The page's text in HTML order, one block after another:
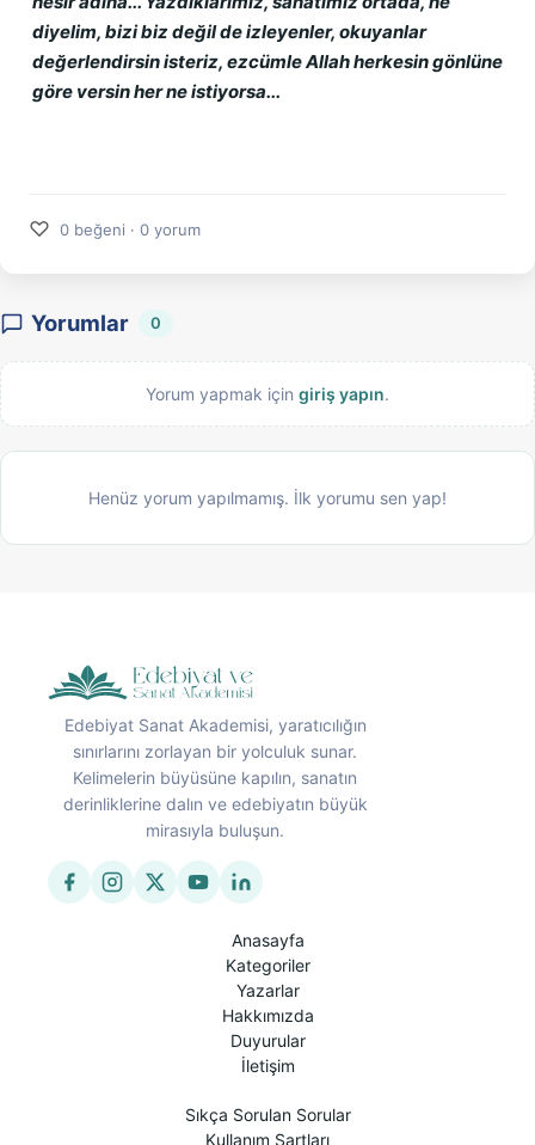
diyelim, bizi biz değil de izleyenler, okuyanlar
değerlendirsin isteriz, ezcümle Allah herkesin gönlüne
göre versin her ne istiyorsa...
♡ 0 beğeni · 0 yorum
Yorumlar 0
Yorum yapmak için giriş yapın.
Henüz yorum yapılmamış. İlk yorumu sen yap!
Edebiyat Sanat Akademisi, yaratıcılığın
sınırlarını zorlayan bir yolculuk sunar.
Kelimelerin büyüsüne kapılın, sanatın
derinliklerine dalın ve edebiyatın büyük
mirasıyla buluşun.
Anasayfa
Kategoriler
Yazarlar
Hakkımızda
Duyurular
İletişim
Sıkça Sorulan Sorular
Kullanım Şartları